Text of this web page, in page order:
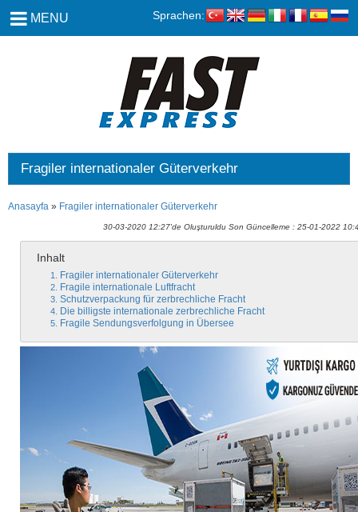
MENU Sprachen:
Fragiler internationaler Güterverkehr
Anasayfa » Fragiler internationaler Güterverkehr
30-03-2020 12:27'de Oluşturuldu Son Güncelleme : 25-01-2022
Inhalt
Fragiler internationaler Güterverkehr
Fragile internationale Luftfracht
Schutzverpackung für zerbrechliche Fracht
Die billigste internationale zerbrechliche Fracht
Fragile Sendungsverfolgung in Übersee